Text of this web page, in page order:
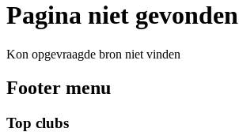
Pagina niet gevonden
Kon opgevraagde bron niet vinden
Footer menu
Top clubs